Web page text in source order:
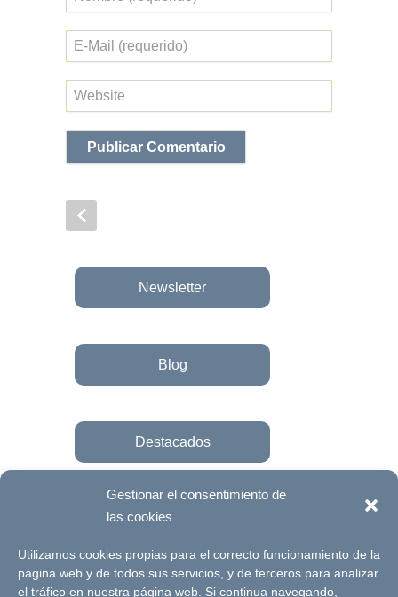
Gestionar el consentimiento de
las cookies
Utilizamos cookies propias para el correcto funcionamiento de la
página web y de todos sus servicios, y de terceros para analizar
el tráfico en nuestra página web. Si continua navegando,
Correo
electrónico
Web
Newsletter
Blog
Destacados
Únete a la fundación